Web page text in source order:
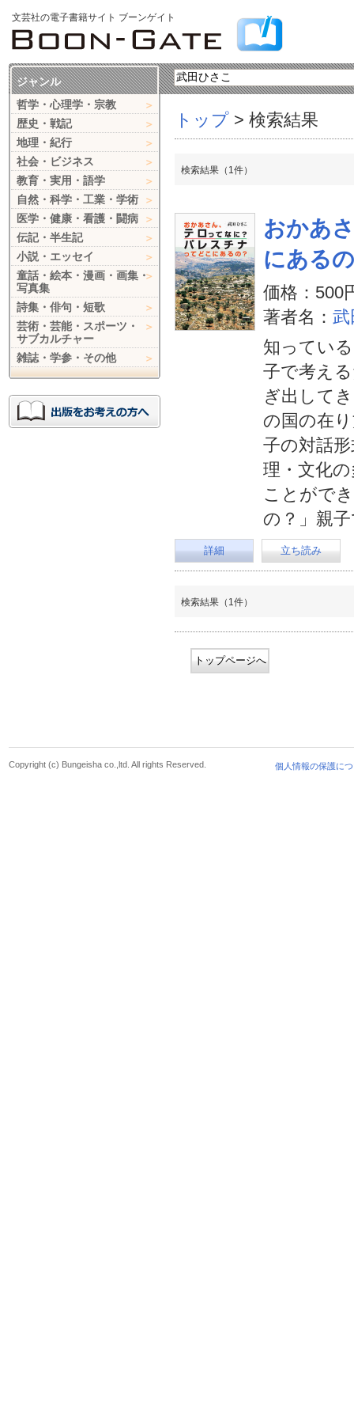
文芸社の電子書籍サイト ブーンゲイト
トップ > 検索結果
検索結果（1件）
おかあ
にある
価格：500
著者名：
知ってい
子で考え
ぎ出して
の国の在
子の対話
理・文化
ことがで
の？」親
詳細 立ち読み
検索結果（1件）
トップページへ
ジャンル
哲学・心理学・宗教
歴史・戦記
地理・紀行
社会・ビジネス
教育・実用・語学
自然・科学・工業・学術
医学・健康・看護・闘病
伝記・半生記
小説・エッセイ
童話・絵本・漫画・画集・
写真集
詩集・俳句・短歌
芸術・芸能・スポーツ・
サブカルチャー
雑誌・学参・その他
個人情報の保護に
Copyright (c) Bungeisha co.,ltd. All rights Reserved.